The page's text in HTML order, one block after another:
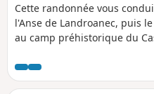
Cette randonnée vous
l'Anse de Landroanec, puis
au camp préhistorique du